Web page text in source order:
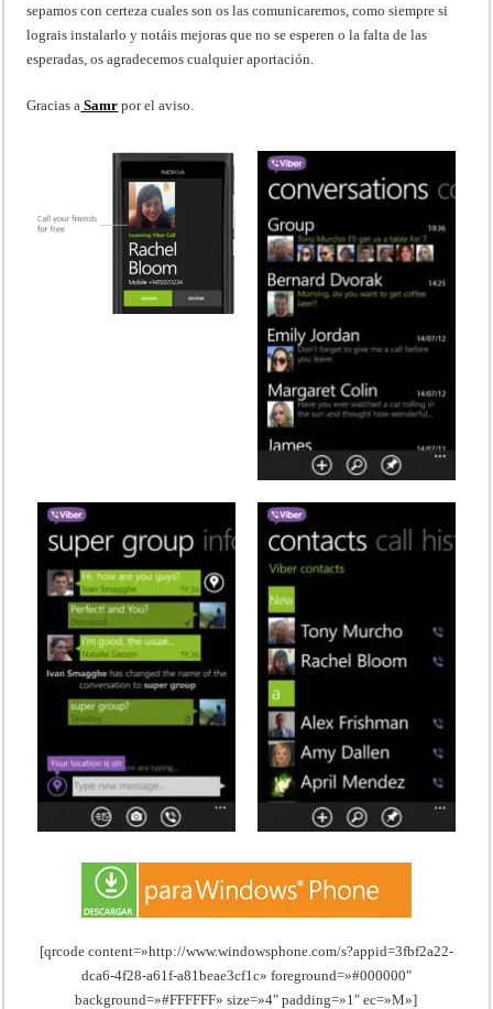
sepamos con certeza cuales son os las comunicaremos, como siempre si
lograis instalarlo y notáis mejoras que no se esperen o la falta de las
esperadas, os agradecemos cualquier aportación.
Gracias a Samr por el aviso.
[qrcode content=»http://www.windowsphone.com/s?appid=3fbf2a22-
dca6-4f28-a61f-a81beae3cf1c» foreground=»#000000″
background=»#FFFFFF» size=»4″ padding=»1″ ec=»M»]